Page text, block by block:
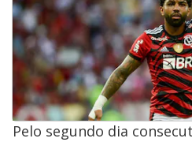
Pelo segundo dia